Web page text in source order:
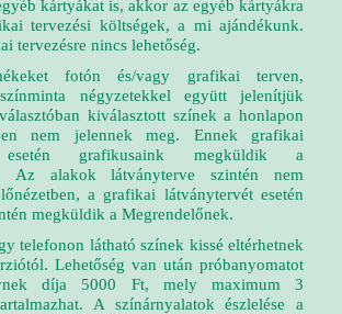
kártyákat is, akkor az egyéb kártyákra
tervezési költségek, a mi ajándékunk.
tervezésre nincs lehetőség.
fotón és/vagy grafikai terven,
négyzetekkel együtt jelenítjük
kiválasztott színek a honlapon
nem jelennek meg. Ennek grafikai
esetén grafikusaink megküldik a
Az alakok látványterve szintén nem
a grafikai látványtervét esetén
megküldik a Megrendelőnek.
telefonon látható színek kissé eltérhetnek
Lehetőség van után próbanyomatot
díja 5000 Ft, mely maximum 3
A színárnyalatok észlelése a